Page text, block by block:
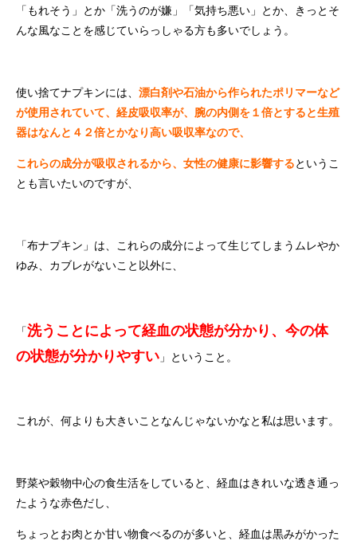
「もれそう」とか「洗うのが嫌」「気持ち悪い」とか、きっとそ
んな風なことを感じていらっしゃる方も多いでしょう。
使い捨てナプキンには、 漂白剤や石油から作られたポリマーなど
が使用されていて、経皮吸収率が、腕の内側を１倍とすると生殖
器はなんと４２倍とかなり高い吸収率なので、
これらの成分が吸収されるから、女性の健康に影響するというこ
とも言いたいのですが、
「布ナプキン」は、これらの成分によって生じてしまうムレやか
ゆみ、カブレがないこと以外に、
「洗うことによって経血の状態が分かり、今の体
の状態が分かりやすい 」ということ。
これが、何よりも大きいことなんじゃないかなと私は思います。
野菜や穀物中心の食生活をしていると、経血はきれいな透き通っ
たような赤色だし、
ちょっとお肉とか甘い物食べるのが多いと、経血は黒みがかった